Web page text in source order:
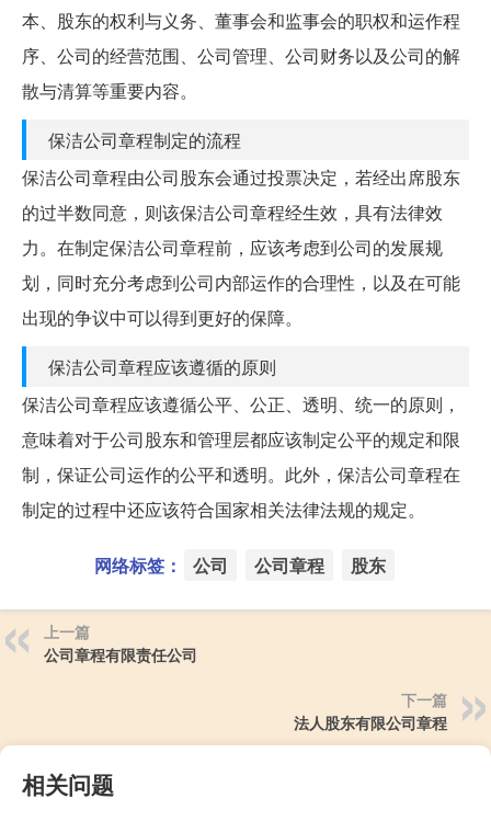
本、股东的权利与义务、董事会和监事会的职权和运作程
序、公司的经营范围、公司管理、公司财务以及公司的解
散与清算等重要内容。
保洁公司章程制定的流程
保洁公司章程由公司股东会通过投票决定，若经出席股东
的过半数同意，则该保洁公司章程经生效，具有法律效
力。在制定保洁公司章程前，应该考虑到公司的发展规
划，同时充分考虑到公司内部运作的合理性，以及在可能
出现的争议中可以得到更好的保障。
保洁公司章程应该遵循的原则
保洁公司章程应该遵循公平、公正、透明、统一的原则，
意味着对于公司股东和管理层都应该制定公平的规定和限
制，保证公司运作的公平和透明。此外，保洁公司章程在
制定的过程中还应该符合国家相关法律法规的规定。
网络标签： 公司 公司章程 股东
上一篇
公司章程有限责任公司
下一篇
法人股东有限公司章程
相关问题